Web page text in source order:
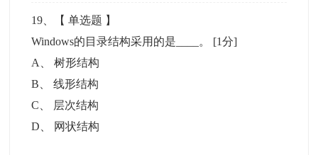
19 、【单选题 】
Windows的目录结构采用的是____。 [1分]
A
、树形结构
B 、线形结构
C
层次结构
D
网状结构